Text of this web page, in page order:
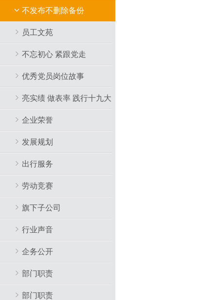
不发布不删除备份
员工文苑
不忘初心 紧跟党走
优秀党员岗位故事
亮实绩 做表率 践行十九大
企业荣誉
发展规划
出行服务
劳动竞赛
旗下子公司
行业声音
企务公开
部门职责
部门职责